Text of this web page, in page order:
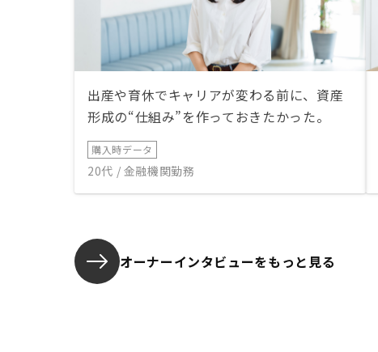
出産や育休でキャリアが変わる前に、資産
形成の“仕組み”を作っておきたかった。
購入時データ
20代 / 金融機関勤務
オーナーインタビューをもっと見る